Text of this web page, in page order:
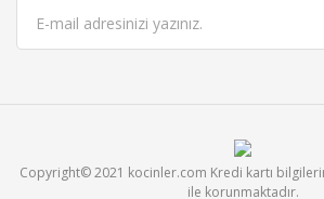
Copyright© 2021 kocinler.com Kredi kartı
ile korunmaktadır.